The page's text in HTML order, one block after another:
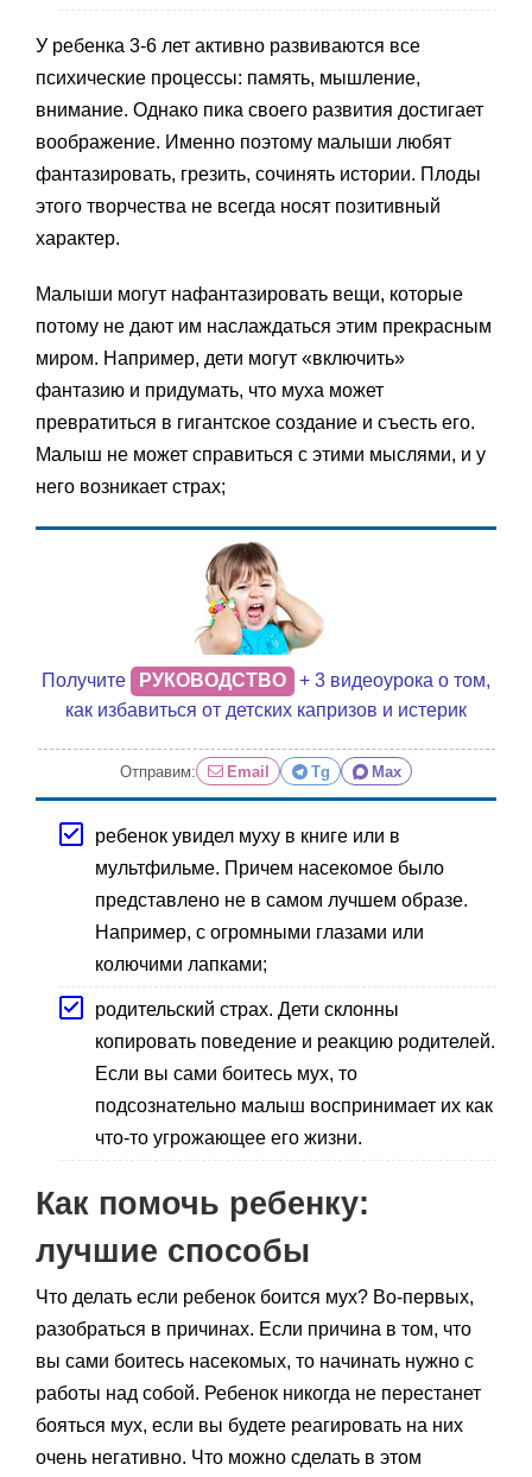
У ребенка 3-6 лет активно развиваются все
психические процессы: память, мышление,
внимание. Однако пика своего развития достигает
воображение. Именно поэтому малыши любят
фантазировать, грезить, сочинять истории. Плоды
этого творчества не всегда носят позитивный
характер.
Малыши могут нафантазировать вещи, которые
потому не дают им наслаждаться этим прекрасным
миром. Например, дети могут «включить»
фантазию и придумать, что муха может
превратиться в гигантское создание и съесть его.
Малыш не может справиться с этими мыслями, и у
него возникает страх;
Получите РУКОВОДСТВО
+ 3 видеоурока о том,
как избавиться от детских капризов и истерик
Отправим: Email Tg Max
ребенок увидел муху в книге или в
мультфильме. Причем насекомое было
представлено не в самом лучшем образе.
Например, с огромными глазами или
колючими лапками;
родительский страх. Дети склонны
копировать поведение и реакцию родителей.
Если вы сами боитесь мух, то
подсознательно малыш воспринимает их как
что-то угрожающее его жизни.
Как помочь ребенку:
лучшие способы
Что делать если ребенок боится мух? Во-первых,
разобраться в причинах. Если причина в том, что
вы сами боитесь насекомых, то начинать нужно с
работы над собой. Ребенок никогда не перестанет
бояться мух, если вы будете реагировать на них
очень негативно. Что можно сделать в этом